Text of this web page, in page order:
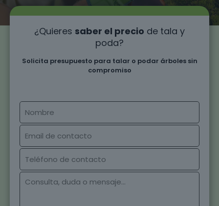
¿Quieres saber el precio de tala y
poda?
Solicita presupuesto para talar o podar árboles sin
compromiso